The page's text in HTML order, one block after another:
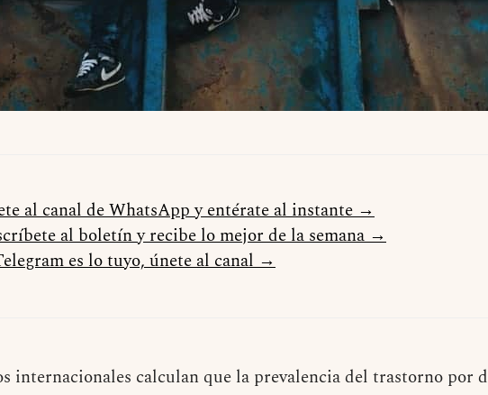
al canal de WhatsApp y entérate al instante →
al boletín y recibe lo mejor de la semana →
es lo tuyo, únete al canal →
internacionales calculan que la prevalencia del trastorno por